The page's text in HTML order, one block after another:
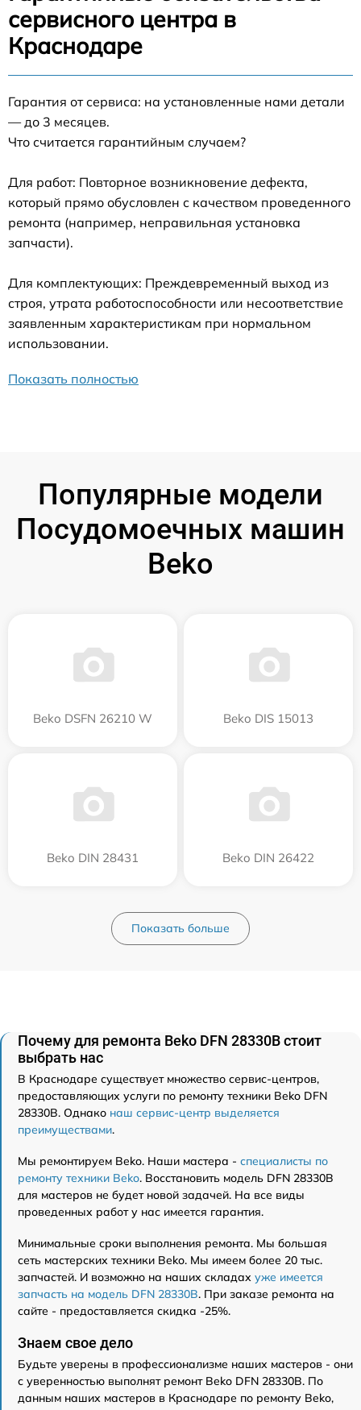
сервисного центра в
Краснодаре
Гарантия от сервиса: на установленные нами детали
— до 3 месяцев.
Что считается гарантийным случаем?
Для работ: Повторное возникновение дефекта,
который прямо обусловлен с качеством проведенного
ремонта (например, неправильная установка
запчасти).
Для комплектующих: Преждевременный выход из
строя, утрата работоспособности или несоответствие
заявленным характеристикам при нормальном
использовании.
Показать полностью
Популярные модели
Посудомоечных машин
Beko
Beko DSFN 26210 W Beko DIS 15013
Beko DIN 28431 Beko DIN 26422
Показать больше
Почему для ремонта Beko DFN 28330B стоит
выбрать нас
В Краснодаре существует множество сервис-центров,
предоставляющих услуги по ремонту техники Beko DFN
28330B. Однако наш сервис-центр выделяется
преимуществами.
Мы ремонтируем Beko. Наши мастера - специалисты по
ремонту техники Beko. Восстановить модель DFN 28330B
для мастеров не будет новой задачей. На все виды
проведенных работ у нас имеется гарантия.
Минимальные сроки выполнения ремонта. Мы большая
сеть мастерских техники Beko. Мы имеем более 20 тыс.
запчастей. И возможно на наших складах уже имеется
запчасть на модель DFN 28330B. При заказе ремонта на
сайте - предоставляется скидка -25%.
Знаем свое дело
Будьте уверены в профессионализме наших мастеров - они
с уверенностью выполнят ремонт Beko DFN 28330B. По
данным наших мастеров в Краснодаре по ремонту Beko,